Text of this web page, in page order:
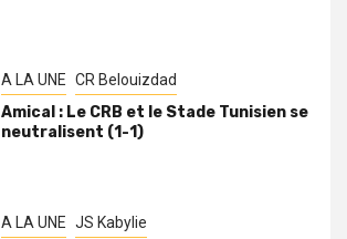
A LA UNE CR Belouizdad
Amical : Le CRB et le Stade Tunisien se
neutralisent (1-1)
A LA UNE JS Kabylie